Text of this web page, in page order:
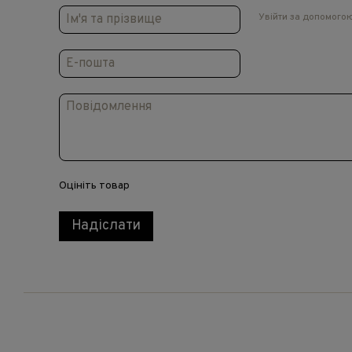
Увійти за
Оцініть товар
Надіслати